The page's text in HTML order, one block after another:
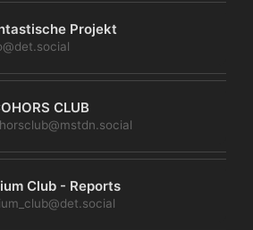
Projekt
CLUB
Club - Reports